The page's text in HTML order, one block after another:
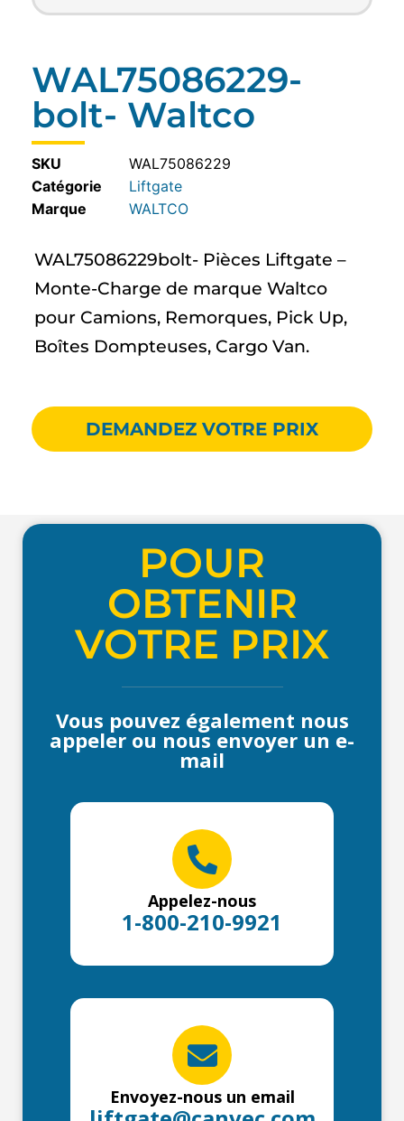
WAL75086229-
bolt- Waltco
SKU
WAL75086229
Catégorie
Liftgate
WALTCO
WAL75086229bolt- Pièces Liftgate –
Monte-Charge de marque Waltco
pour Camions, Remorques, Pick Up,
Boîtes Dompteuses, Cargo Van.
DEMANDEZ VOTRE PRIX
POUR
OBTENIR
VOTRE PRIX
Vous pouvez également nous
appeler ou nous envoyer un e-
mail
Appelez-nous
1-800-210-9921
Envoyez-nous un email